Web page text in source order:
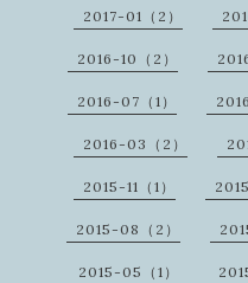
2017-01（2）
2016-10（2）
2016-07（1）
2016-03（2）
2015-11（1）
2015-08（2）
2015-05（1）